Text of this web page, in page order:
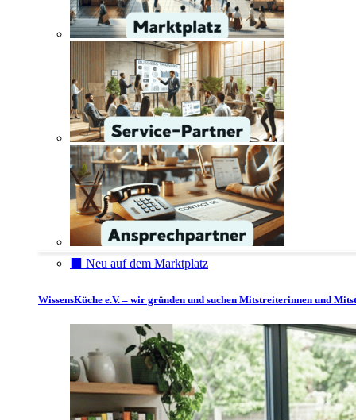
⬛️ Neu auf dem Marktplatz
WissensKüche e.V. – wir gründen und suchen Mitstreiterinnen und